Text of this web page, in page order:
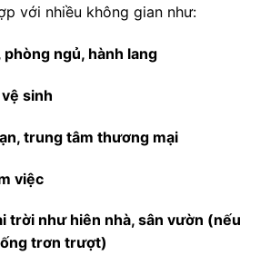
với nhiều không gian như:
phòng ngủ, hành lang
sinh
trung tâm thương mại
việc
trời như hiên nhà, sân vườn (nếu
trơn trượt)